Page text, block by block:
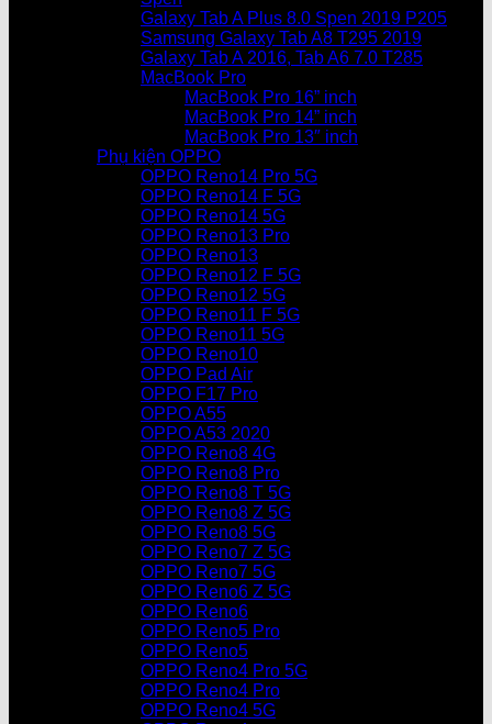
Galaxy Tab A Plus 8.0 Spen 2019 P205
Samsung Galaxy Tab A8 T295 2019
Galaxy Tab A 2016, Tab A6 7.0 T285
MacBook Pro
MacBook Pro 16” inch
MacBook Pro 14” inch
MacBook Pro 13″ inch
Phụ kiện OPPO
OPPO Reno14 Pro 5G
OPPO Reno14 F 5G
OPPO Reno14 5G
OPPO Reno13 Pro
OPPO Reno13
OPPO Reno12 F 5G
OPPO Reno12 5G
OPPO Reno11 F 5G
OPPO Reno11 5G
OPPO Reno10
OPPO Pad Air
OPPO F17 Pro
OPPO A55
OPPO A53 2020
OPPO Reno8 4G
OPPO Reno8 Pro
OPPO Reno8 T 5G
OPPO Reno8 Z 5G
OPPO Reno8 5G
OPPO Reno7 Z 5G
OPPO Reno7 5G
OPPO Reno6 Z 5G
OPPO Reno6
OPPO Reno5 Pro
OPPO Reno5
OPPO Reno4 Pro 5G
OPPO Reno4 Pro
OPPO Reno4 5G